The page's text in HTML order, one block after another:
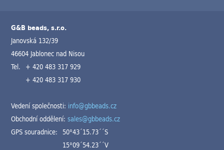
G&B beads, s.r.o.
Janovská 132/39
46604 Jablonec nad Nisou
Tel. + 420 483 317 929
+ 420 483 317 930
Vedení společnosti: info@gbbeads.cz
Obchodní oddělení:sales@gbbeads.cz
GPS souradnice: 50°43´15.73´´S
15°09´54.23´´V